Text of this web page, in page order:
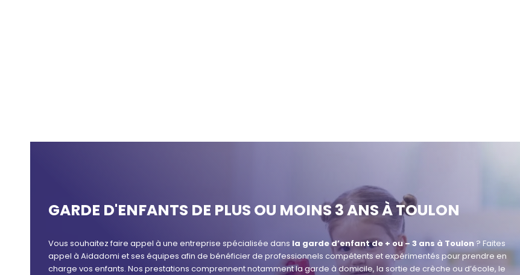
GARDE D'ENFANTS DE PLUS OU MOINS 3 ANS À TOULON
Vous souhaitez faire appel à une entreprise spécialisée dans la garde d’enfant de + ou – 3 ans à Toulon ? Faites
appel à Aidadomi et ses équipes afin de bénéficier de professionnels compétents et expérimentés pour prendre en
charge vos enfants. Nos prestations comprennent notamment la garde à domicile, la sortie de crèche ou d’école, le